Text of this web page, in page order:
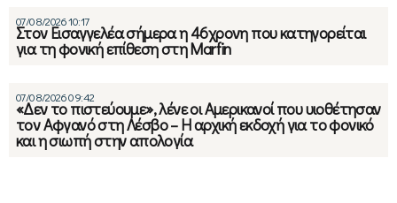
07/08/2026 10:17
Στον Εισαγγελέα σήμερα η 46χρονη που κατηγορείται
για τη φονική επίθεση στη Marfin
07/08/2026 09:42
«Δεν το πιστεύουμε», λένε οι Αμερικανοί που υιοθέτησαν
τον Αφγανό στη Λέσβο – Η αρχική εκδοχή για το φονικό
και η σιωπή στην απολογία